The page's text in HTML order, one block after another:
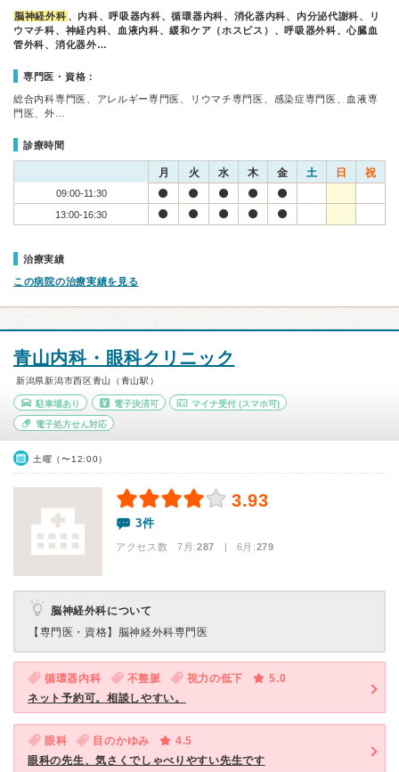
脳神経外科 、内科、呼吸器内科、循環器内科、消化器内科、内分泌代謝科、リ
ウマチ科、神経内科、血液内科、緩和ケア（ホスピス）、呼吸器外科、心臓血
管外科、消化器外…
専門医・資格：
総合内科専門医、アレルギー専門医、リウマチ専門医、感染症専門医、血液専
門医、外…
診療時間
月 火 水 木 金 土 日 祝
09:00-11:30
13:00-16:30
治療実績
この病院の治療実績を見る
青山内科・眼科クリニック
新潟県新潟市西区青山（青山駅）
駐車場あり 電子決済可 マイナ受付 (スマホ可)
電子処方せん対応
土曜（〜12:00）
3.93
3件
アクセス数 7月:287 | 6月:279
脳神経外科について
【専門医・資格】 脳神経外科専門医
循環器内科 不整脈 視力の低下
5.0
ネット予約可。相談しやすい。
眼科 目のかゆみ
4.5
眼科の先生、気さくでしゃべりやすい先生です